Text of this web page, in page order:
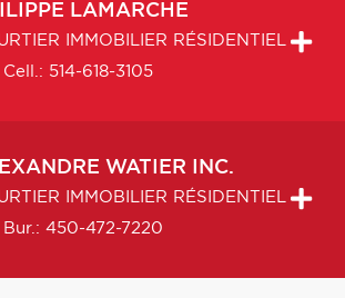
LAMARCHE
IMMOBILIER RÉSIDENTIEL
Cell.: 514-618-3105
WATIER INC.
IMMOBILIER RÉSIDENTIEL
Bur.: 450-472-7220